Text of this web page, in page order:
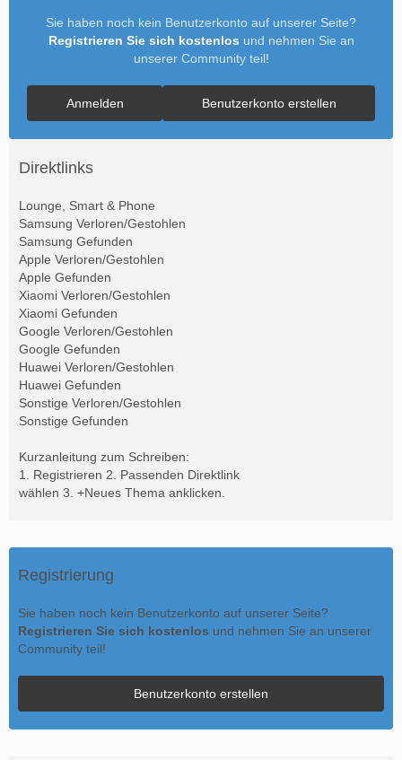
Sie haben noch kein Benutzerkonto auf unserer Seite?
Registrieren Sie sich kostenlos und nehmen Sie an
unserer Community teil!
Benutzerkonto erstellen
Anmelden
Direktlinks
Lounge, Smart & Phone
Samsung Verloren/Gestohlen
Samsung Gefunden
Apple Verloren/Gestohlen
Apple Gefunden
Xiaomi Verloren/Gestohlen
Xiaomi Gefunden
Google Verloren/Gestohlen
Google Gefunden
Huawei Verloren/Gestohlen
Huawei Gefunden
Sonstige Verloren/Gestohlen
Sonstige Gefunden
Kurzanleitung zum Schreiben:
1. Registrieren 2. Passenden Direktlink
wählen 3. +Neues Thema anklicken.
Registrierung
Sie haben noch kein Benutzerkonto auf unserer Seite?
Registrieren Sie sich kostenlos und nehmen Sie an unserer
Community teil!
Benutzerkonto erstellen